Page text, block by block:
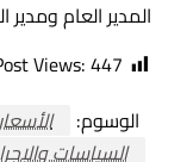
المدير العام
Views:447
الوسوم:
السياسات